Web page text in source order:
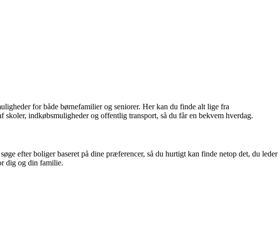
for både børnefamilier og seniorer. Her kan du finde alt lige fra
indkøbsmuligheder og offentlig transport, så du får en bekvem hverdag.
efter boliger baseret på dine præferencer, så du hurtigt kan finde netop det, du leder
dig og din familie.